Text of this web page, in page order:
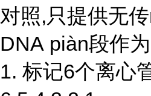
对照,只提供无
DNA piàn段作为
1. 标记6个离心